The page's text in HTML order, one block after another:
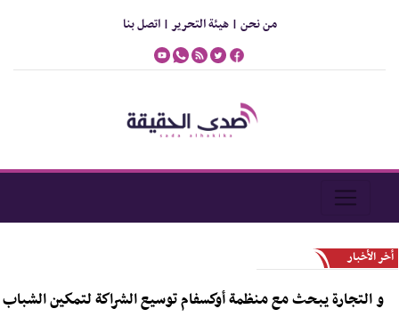
من نحن |هيئة التحرير |اتصل بنا
أخر الأخبار
يبحث مع منظمة أوكسفام توسيع الشراكة لتمكين الشباب و